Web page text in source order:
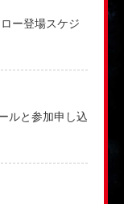
ー登場スケジ
ルと参加申し込